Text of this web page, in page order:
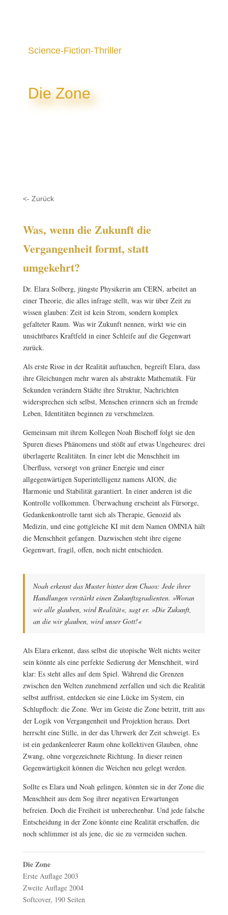
Science-Fiction-Thriller
Die Zone
<- Zurück
Was, wenn die Zukunft die
Vergangenheit formt, statt
umgekehrt?
Dr. Elara Solberg, jüngste Physikerin am CERN, arbeitet an
einer Theorie, die alles infrage stellt, was wir über Zeit zu
wissen glauben: Zeit ist kein Strom, sondern komplex
gefalteter Raum. Was wir Zukunft nennen, wirkt wie ein
unsichtbares Kraftfeld in einer Schleife auf die Gegenwart
zurück.
Als erste Risse in der Realität auftauchen, begreift Elara, dass
ihre Gleichungen mehr waren als abstrakte Mathematik. Für
Sekunden verändern Städte ihre Struktur, Nachrichten
widersprechen sich selbst, Menschen erinnern sich an fremde
Leben, Identitäten beginnen zu verschmelzen.
Gemeinsam mit ihrem Kollegen Noah Bischoff folgt sie den
Spuren dieses Phänomens und stößt auf etwas Ungeheures: drei
überlagerte Realitäten. In einer lebt die Menschheit im
Überfluss, versorgt von grüner Energie und einer
allgegenwärtigen Superintelligenz namens AION, die
Harmonie und Stabilität garantiert. In einer anderen ist die
Kontrolle vollkommen. Überwachung erscheint als Fürsorge,
Gedankenkontrolle tarnt sich als Therapie, Genozid als
Medizin, und eine gottgleiche KI mit dem Namen OMNIA hält
die Menschheit gefangen. Dazwischen steht ihre eigene
Gegenwart, fragil, offen, noch nicht entschieden.
Noah erkennt das Muster hinter dem Chaos: Jede ihrer
Handlungen verstärkt einen Zukunftsgradienten. »Woran
wir alle glauben, wird Realität«, sagt er. »Die Zukunft,
an die wir glauben, wird unser Gott!«
Als Elara erkennt, dass selbst die utopische Welt nichts weiter
sein könnte als eine perfekte Sedierung der Menschheit, wird
klar: Es steht alles auf dem Spiel. Während die Grenzen
zwischen den Welten zunehmend zerfallen und sich die Realität
selbst auffrisst, entdecken sie eine Lücke im System, ein
Schlupfloch: die Zone. Wer im Geiste die Zone betritt, tritt aus
der Logik von Vergangenheit und Projektion heraus. Dort
herrscht eine Stille, in der das Uhrwerk der Zeit schweigt. Es
ist ein gedankenleerer Raum ohne kollektiven Glauben, ohne
Zwang, ohne vorgezeichnete Richtung. In dieser reinen
Gegenwärtigkeit können die Weichen neu gelegt werden.
Sollte es Elara und Noah gelingen, könnten sie in der Zone die
Menschheit aus dem Sog ihrer negativen Erwartungen
befreien. Doch die Freiheit ist unberechenbar. Und jede falsche
Entscheidung in der Zone könnte eine Realität erschaffen, die
noch schlimmer ist als jene, die sie zu vermeiden suchen.
Die Zone
Erste Auflage 2003
Zweite Auflage 2004
Softcover, 190 Seiten